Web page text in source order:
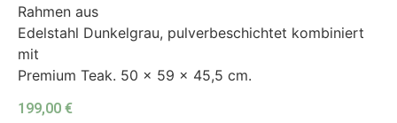
Rahmen aus
Edelstahl Dunkelgrau, pulverbeschichtet kombiniert
mit
Premium Teak. 50 x 59 x 45,5 cm.
199,00 €